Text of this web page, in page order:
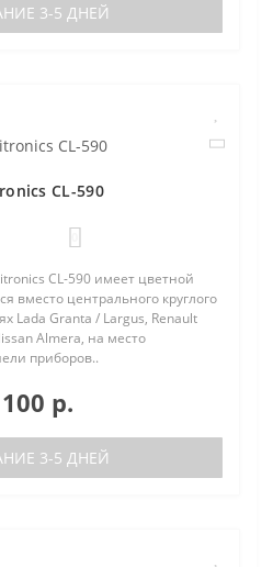
3-5 ДНЕЙ
CL-590
CL-590 имеет цветной
вместо центрального круглого
Lada Granta / Largus, Renault
Almera, на место
приборов..
р.
3-5 ДНЕЙ